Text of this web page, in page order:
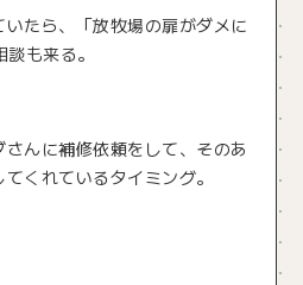
たら、「放牧場の扉がダメに
談も来る。
んに補修依頼をして、そのあ
くれているタイミング。